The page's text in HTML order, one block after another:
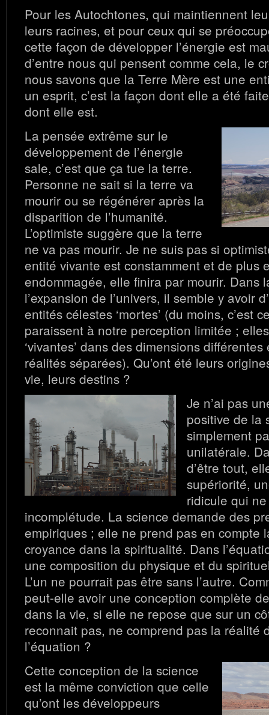
Pour les Autochtones, qui maintiennent
leurs racines, et pour ceux qui se
cette façon de développer l’énergie est
d’entre nous qui pensent comme cela, le
nous savons que la Terre Mère est une
un esprit, c’est la façon dont elle a été
dont elle est.
La pensée extrême sur le
développement de l’énergie
sale, c’est que ça tue la terre.
Personne ne sait si la terre va
mourir ou se régénérer après la
disparition de l’humanité.
L’optimiste suggère que la terre
ne va pas mourir. Je ne suis pas si
entité vivante est constamment et de plus
endommagée, elle finira par mourir. Dans
l’expansion de l’univers, il semble y avoir
entités célestes ‘mortes’ (du moins, c’est
paraissent à notre perception limitée ;
‘vivantes’ dans des dimensions
réalités séparées). Qu’ont été leurs
vie, leurs destins ?
Je n’ai pas
positive de la
simplement
unilatérale.
d’être tout,
supériorité,
ridicule qui
incomplétude. La science demande des
empiriques ; elle ne prend pas en compte
croyance dans la spiritualité. Dans
une composition du physique et du
L’un ne pourrait pas être sans l’autre.
peut-elle avoir une conception complète
dans la vie, si elle ne repose que sur un
reconnait pas, ne comprend pas la réalité
l’équation ?
Cette conception de la science
est la même conviction que celle
qu’ont les développeurs